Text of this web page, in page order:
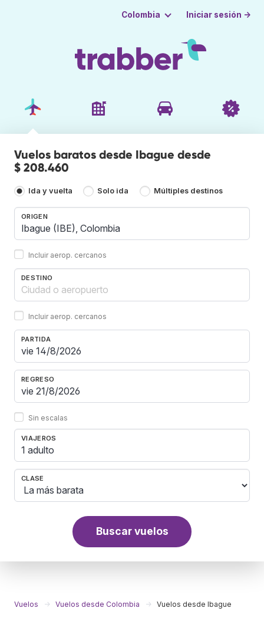
Colombia Iniciar sesión →
Vuelos baratos desde Ibague desde
$ 208.460
Ida y vuelta Solo ida Múltiples destinos
ORIGEN
Incluir aerop. cercanos
DESTINO
Incluir aerop. cercanos
PARTIDA
REGRESO
Sin escalas
VIAJEROS
1 adulto
CLASE
Buscar vuelos
Vuelos Vuelos desde Colombia Vuelos desde Ibague